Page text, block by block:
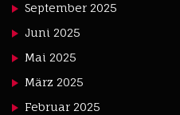
September 2025
Juni 2025
Mai 2025
März 2025
Februar 2025